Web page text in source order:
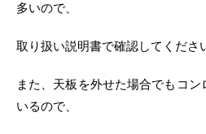
多いので、
取り扱い説明書で確認してくださ
また、天板を外せた場合でもコ
いるので、